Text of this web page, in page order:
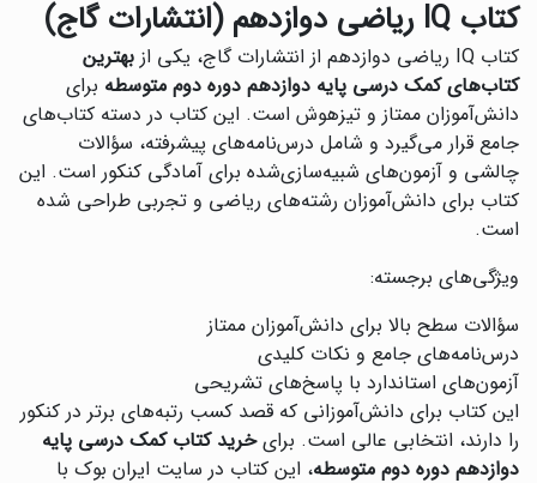
کتاب IQ ریاضی دوازدهم (انتشارات گاج)
کتاب IQ ریاضی دوازدهم از انتشارات گاج، یکی از
بهترین
کتاب‌های کمک درسی پایه دوازدهم دوره دوم متوسطه برای
دانش‌آموزان ممتاز و تیزهوش است. این کتاب در دسته کتاب‌های
جامع قرار می‌گیرد و شامل درس‌نامه‌های پیشرفته، سؤالات
چالشی و آزمون‌های شبیه‌سازی‌شده برای آمادگی کنکور است. این
کتاب برای دانش‌آموزان رشته‌های ریاضی و تجربی طراحی شده
است.
ویژگی‌های برجسته:
سؤالات سطح بالا برای دانش‌آموزان ممتاز
درس‌نامه‌های جامع و نکات کلیدی
آزمون‌های استاندارد با پاسخ‌های تشریحی
این کتاب برای دانش‌آموزانی که قصد کسب رتبه‌های برتر در کنکور
را دارند، انتخابی عالی است. برایخرید کتاب کمک درسی پایه
دوازدهم دوره دوم متوسطه، این کتاب در سایت ایران بوک با